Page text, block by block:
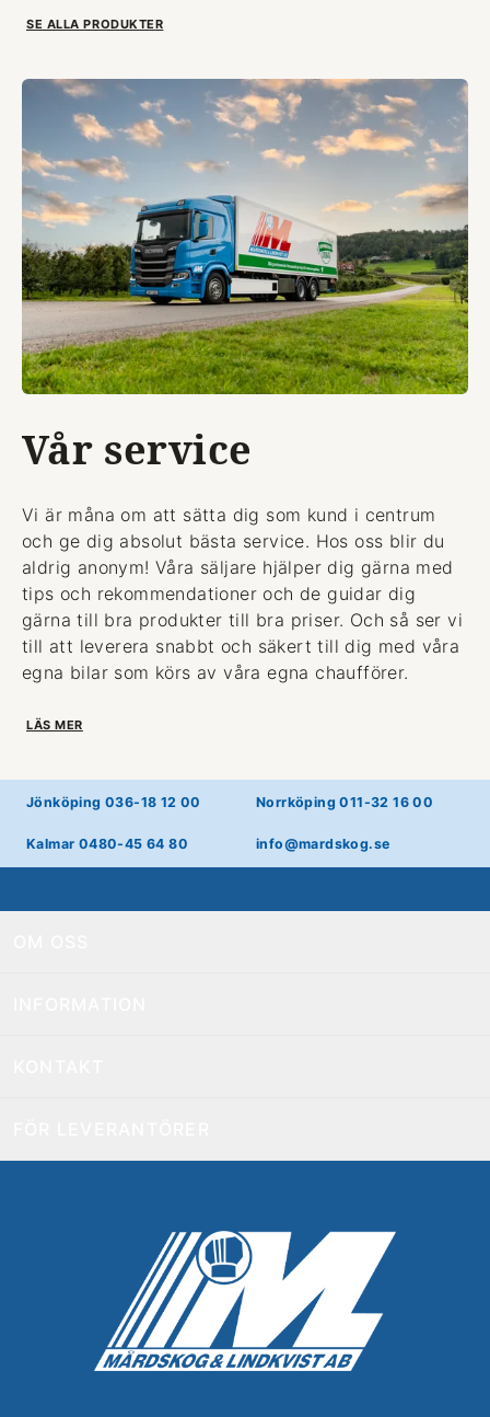
SE ALLA PRODUKTER
Vår service
Vi är måna om att sätta dig som kund i centrum
och ge dig absolut bästa service. Hos oss blir du
aldrig anonym! Våra säljare hjälper dig gärna med
tips och rekommendationer och de guidar dig
gärna till bra produkter till bra priser. Och så ser vi
till att leverera snabbt och säkert till dig med våra
egna bilar som körs av våra egna chaufförer.
LÄS MER
Jönköping 036-18 12 00 Norrköping 011-32 16 00
Kalmar 0480-45 64 80 info@mardskog.se